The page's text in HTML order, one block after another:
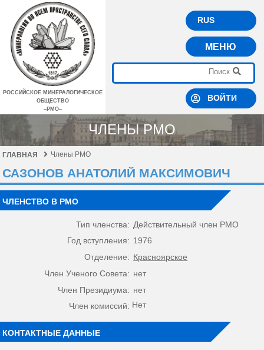
РОССИЙСКОЕ МИНЕРАЛОГИЧЕСКОЕ
ОБЩЕСТВО
–РМО–
RUS
МЕНЮ
ВОЙТИ
ЧЛЕНЫ РМО
ГЛАВНАЯ Члены РМО
САЗОНОВ АНАТОЛИЙ МАКСИМОВИЧ
ЧЛЕНСТВО В РМО
Тип членства: Действительный член РМО
Год вступления: 1976
Отделение: Красноярское
Член Ученого Совета: нет
Член Президиума: нет
Член комиссий: Нет
КОНТАКТНЫЕ ДАННЫЕ